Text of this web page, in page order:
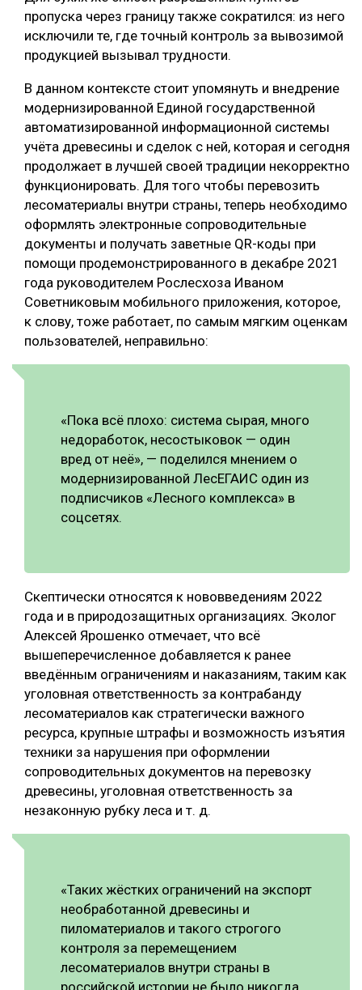
пропуска через границу также сократился: из него
исключили те, где точный контроль за вывозимой
продукцией вызывал трудности.
В данном контексте стоит упомянуть и внедрение
модернизированной Единой государственной
автоматизированной информационной системы
учёта древесины и сделок с ней, которая и сегодня
продолжает в лучшей своей традиции некорректно
функционировать. Для того чтобы перевозить
лесоматериалы внутри страны, теперь необходимо
оформлять электронные сопроводительные
документы и получать заветные QR-коды при
помощи продемонстрированного в декабре 2021
года руководителем Рослесхоза Иваном
Советниковым мобильного приложения, которое,
к слову, тоже работает, по самым мягким оценкам
пользователей, неправильно:
«Пока всё плохо: система сырая, много
недоработок, несостыковок — один
вред от неё», — поделился мнением о
модернизированной ЛесЕГАИС один из
подписчиков «Лесного комплекса» в
соцсетях.
Скептически относятся к нововведениям 2022
года и в природозащитных организациях. Эколог
Алексей Ярошенко отмечает, что всё
вышеперечисленное добавляется к ранее
введённым ограничениям и наказаниям, таким как
уголовная ответственность за контрабанду
лесоматериалов как стратегически важного
ресурса, крупные штрафы и возможность изъятия
техники за нарушения при оформлении
сопроводительных документов на перевозку
древесины, уголовная ответственность за
незаконную рубку леса и т. д.
«Таких жёстких ограничений на экспорт
необработанной древесины и
пиломатериалов и такого строгого
контроля за перемещением
лесоматериалов внутри страны в